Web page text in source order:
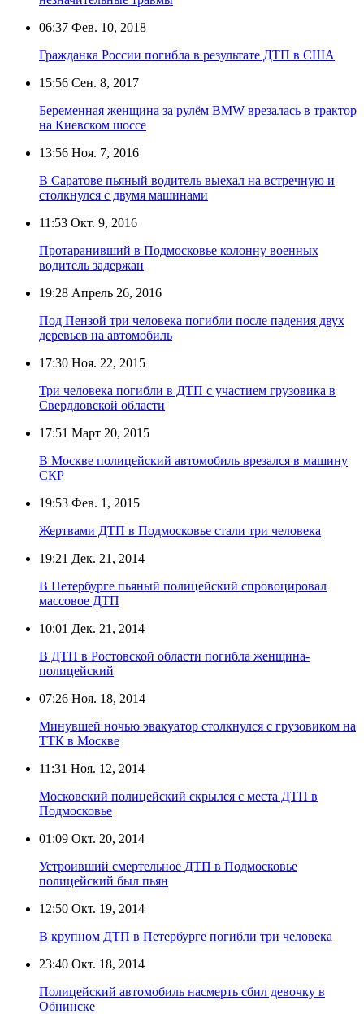
06:37 Фев. 10, 2018
Гражданка России погибла в результате ДТП в США
15:56 Сен. 8, 2017
Беременная женщина за рулём BMW врезалась в трактор
на Киевском шоссе
13:56 Ноя. 7, 2016
В Саратове пьяный водитель выехал на встречную и
столкнулся с двумя машинами
11:53 Окт. 9, 2016
Протаранивший в Подмосковье колонну военных
водитель задержан
19:28 Апрель 26, 2016
Под Пензой три человека погибли после падения двух
деревьев на автомобиль
17:30 Ноя. 22, 2015
Три человека погибли в ДТП с участием грузовика в
Свердловской области
17:51 Март 20, 2015
В Москве полицейский автомобиль врезался в машину
СКР
19:53 Фев. 1, 2015
Жертвами ДТП в Подмосковье стали три человека
19:21 Дек. 21, 2014
В Петербурге пьяный полицейский спровоцировал
массовое ДТП
10:01 Дек. 21, 2014
В ДТП в Ростовской области погибла женщина-
полицейский
07:26 Ноя. 18, 2014
Минувшей ночью эвакуатор столкнулся с грузовиком на
ТТК в Москве
11:31 Ноя. 12, 2014
Московский полицейский скрылся с места ДТП в
Подмосковье
01:09 Окт. 20, 2014
Устроивший смертельное ДТП в Подмосковье
полицейский был пьян
12:50 Окт. 19, 2014
В крупном ДТП в Петербурге погибли три человека
23:40 Окт. 18, 2014
Полицейский автомобиль насмерть сбил девочку в
Обнинске